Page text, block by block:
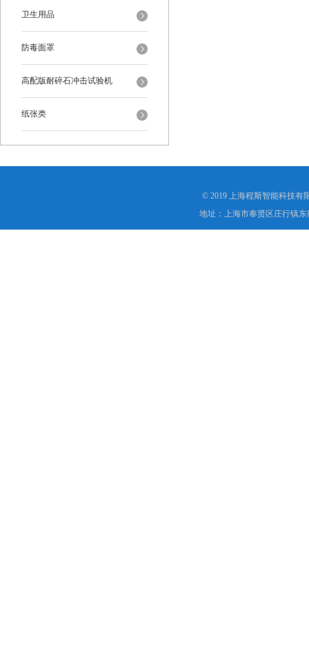
卫生用品
防毒面罩
高配版耐碎石冲击试验机
纸张类
© 2019 上海程斯智能科技有
地址：上海市奉贤区庄行镇东